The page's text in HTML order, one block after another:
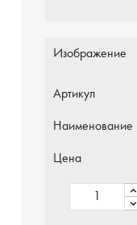
Изображение
Артикул
Наименование
Цена